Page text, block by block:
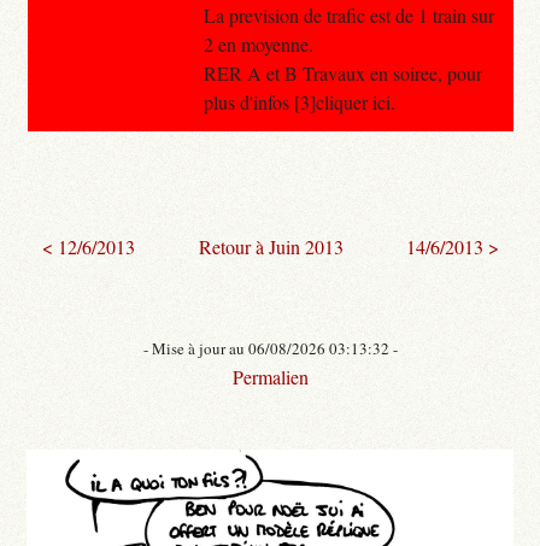
La prevision de trafic est de 1 train sur
2 en moyenne.
RER A et B Travaux en soiree, pour
plus d'infos [3]cliquer ici.
< 12/6/2013 Retour à Juin 2013 14/6/2013 >
- Mise à jour au 06/08/2026 03:13:32 -
Permalien